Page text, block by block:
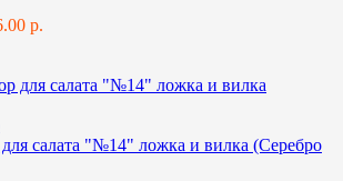
р.
салата "№14" ложка и вилка (Серебро